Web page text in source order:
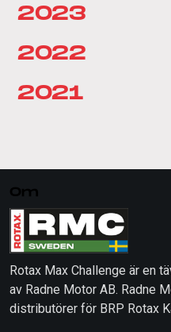
2023
2022
2021
Om
Rotax Max Challenge är en
av Radne Motor AB. Radne
distributörer för BRP Rotax